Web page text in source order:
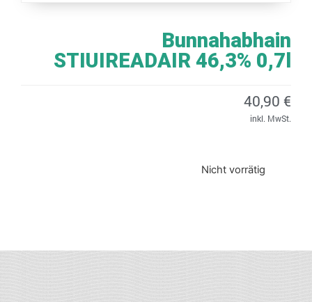
Bunnahabhain
STIUIREADAIR 46,3% 0,7l
40,90 €
inkl. MwSt.
Nicht vorrätig